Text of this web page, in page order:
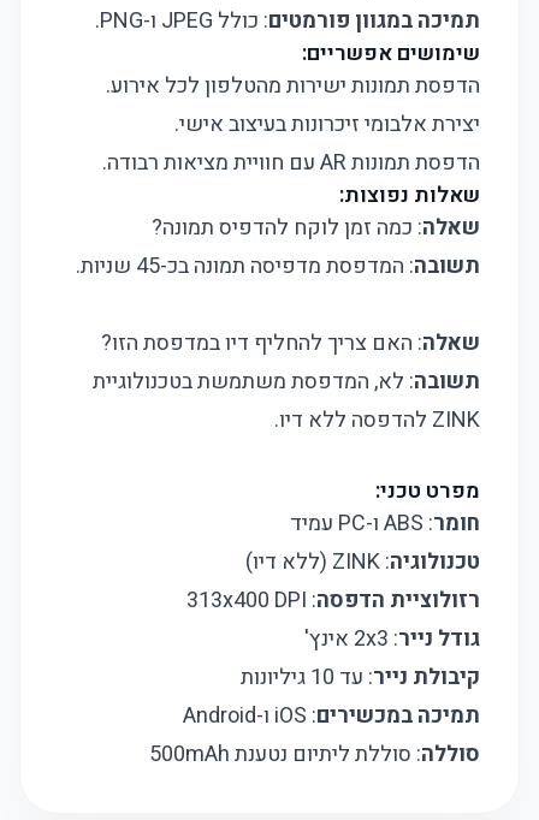
תמיכה במגוון פורמטים: כולל JPEG ו-PNG.
שימושים אפשריים:
הדפסת תמונות ישירות מהטלפון לכל אירוע.
יצירת אלבומי זיכרונות בעיצוב אישי.
הדפסת תמונות AR עם חוויית מציאות רבודה.
שאלות נפוצות:
שאלה: כמה זמן לוקח להדפיס תמונה?
תשובה: המדפסת מדפיסה תמונה בכ-45 שניות.
שאלה: האם צריך להחליף דיו במדפסת הזו?
תשובה: לא, המדפסת משתמשת בטכנולוגיית
ZINK להדפסה ללא דיו.
מפרט טכני:
חומר: ABS ו-PC עמיד
טכנולוגיה: ZINK (ללא דיו)
רזולוציית הדפסה: 313x400 DPI
גודל נייר: 2x3 אינץ'
קיבולת נייר: עד 10 גיליונות
תמיכה במכשירים: iOS ו-Android
סוללה: סוללת ליתיום נטענת 500mAh